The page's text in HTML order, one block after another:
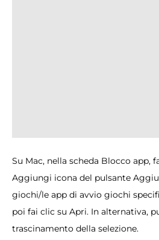
Su Mac, nella scheda Blocco app,
Aggiungi icona del pulsante
giochi/le app di avvio giochi
poi fai clic su Apri. In alternativa,
trascinamento della selezione.